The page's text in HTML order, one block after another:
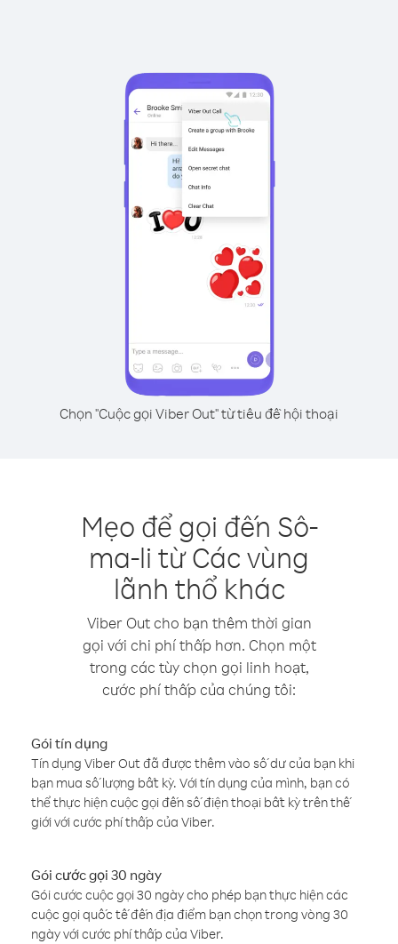
Chọn "Cuộc gọi Viber Out" từ tiêu đề hội thoại
Mẹo để gọi đến Sô-
ma-li từ Các vùng
lãnh thổ khác
Viber Out cho bạn thêm thời gian
gọi với chi phí thấp hơn. Chọn một
trong các tùy chọn gọi linh hoạt,
cước phí thấp của chúng tôi:
Gói tín dụng
Tín dụng Viber Out đã được thêm vào số dư của bạn khi
bạn mua số lượng bất kỳ. Với tín dụng của mình, bạn có
thể thực hiện cuộc gọi đến số điện thoại bất kỳ trên thế
giới với cước phí thấp của Viber.
Gói cước gọi 30 ngày
Gói cước cuộc gọi 30 ngày cho phép bạn thực hiện các
cuộc gọi quốc tế đến địa điểm bạn chọn trong vòng 30
ngày với cước phí thấp của Viber.